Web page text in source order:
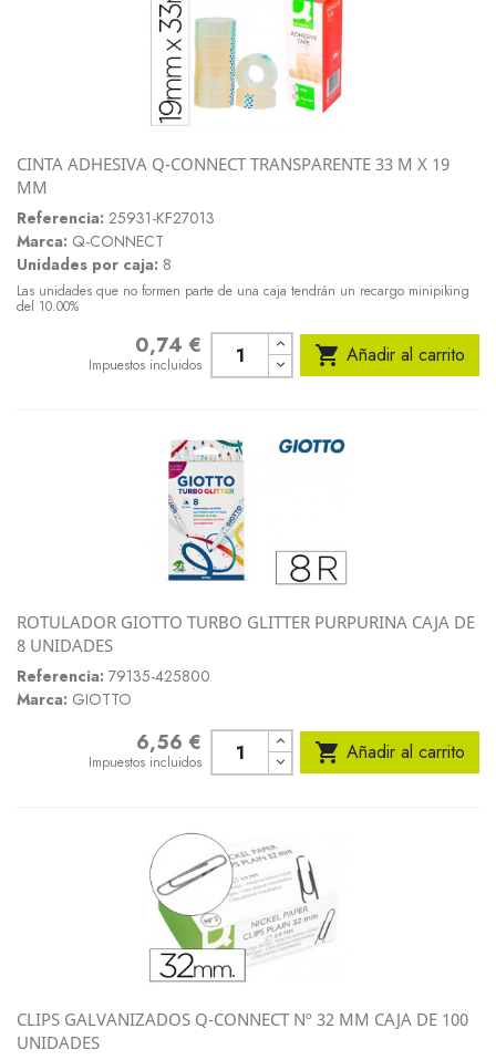
CINTA ADHESIVA Q-CONNECT TRANSPARENTE 33 M X 19
MM
Referencia: 25931-KF27013
Marca: Q-CONNECT
Unidades por caja: 8
Las unidades que no formen parte de una caja tendrán un recargo minipiking
del 10.00%
0,74 €
Impuestos incluidos  Añadir al carrito
ROTULADOR GIOTTO TURBO GLITTER PURPURINA CAJA DE
8 UNIDADES
Referencia: 79135-425800
Marca: GIOTTO
6,56 €
Impuestos incluidos  Añadir al carrito
CLIPS GALVANIZADOS Q-CONNECT Nº 32 MM CAJA DE 100
UNIDADES